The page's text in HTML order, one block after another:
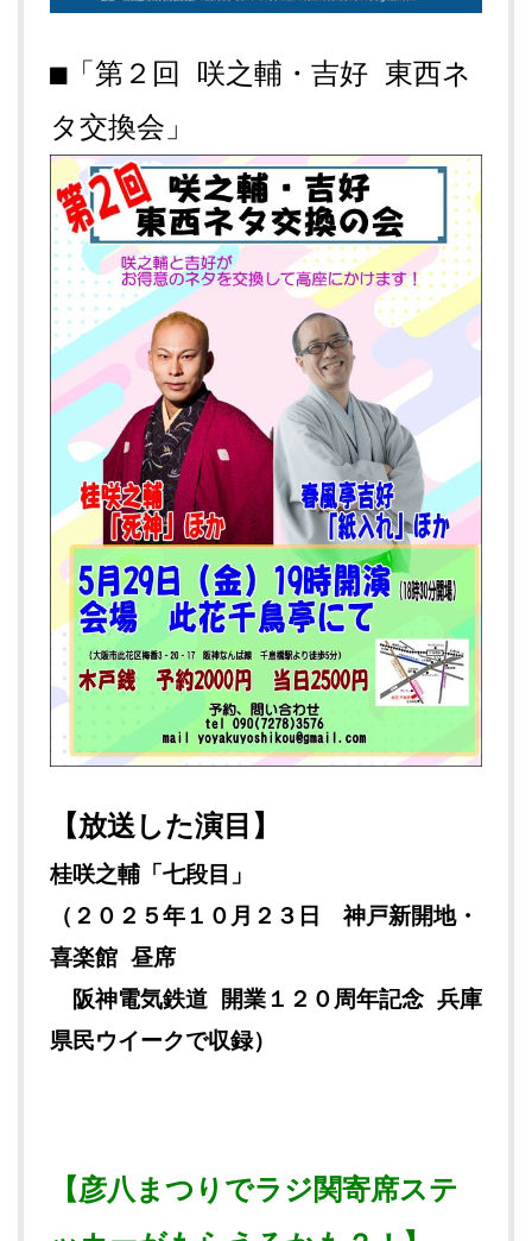
■「第２回 咲之輔・吉好 東西ネ
タ交換会」
【放送した演目】
桂咲之輔「七段目」
（２０２５年１０月２３日 神戸新開地・
喜楽館 昼席
阪神電気鉄道 開業１２０周年記念 兵庫
県民ウイークで収録）
【彦八まつりでラジ関寄席ステ